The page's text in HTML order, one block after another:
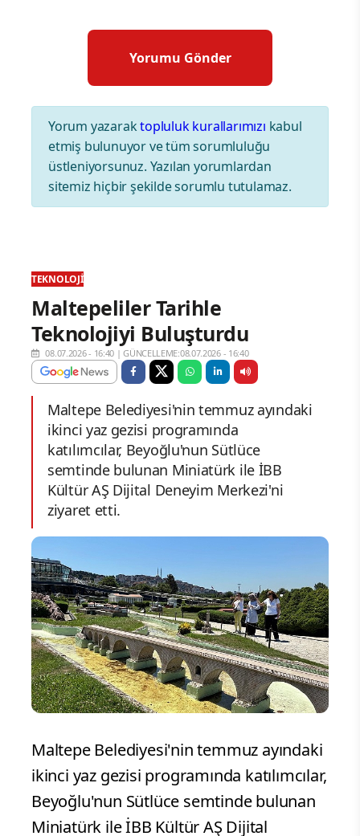
Yorum yazaraktopluluk kurallarımızı kabul
etmiş bulunuyor ve tüm sorumluluğu
üstleniyorsunuz. Yazılan yorumlardan
sitemiz hiçbir şekilde sorumlu tutulamaz.
TEKNOLOJI
Maltepeliler Tarihle
Teknolojiyi Buluşturdu
08.07.2026 - 16:40 |GÜNCELLEME:08.07.2026 - 16:40
Maltepe Belediyesi'nin temmuz ayındaki
ikinci yaz gezisi programında
katılımcılar, Beyoğlu'nun Sütlüce
semtinde bulunan Miniatürk ile İBB
Kültür AŞ Dijital Deneyim Merkezi'ni
ziyaret etti.
Maltepe Belediyesi'nin temmuz ayındaki
ikinci yaz gezisi programında katılımcılar,
Beyoğlu'nun Sütlüce semtinde bulunan
Miniatürk ile İBB Kültür AŞ Dijital